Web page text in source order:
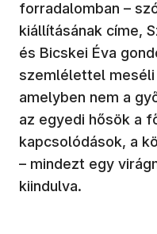
forradalomban –
kiállításának címe,
és Bicskei Éva
szemlélettel
amelyben nem a
az egyedi hősök a
kapcsolódások, a
– mindezt egy
kiindulva.